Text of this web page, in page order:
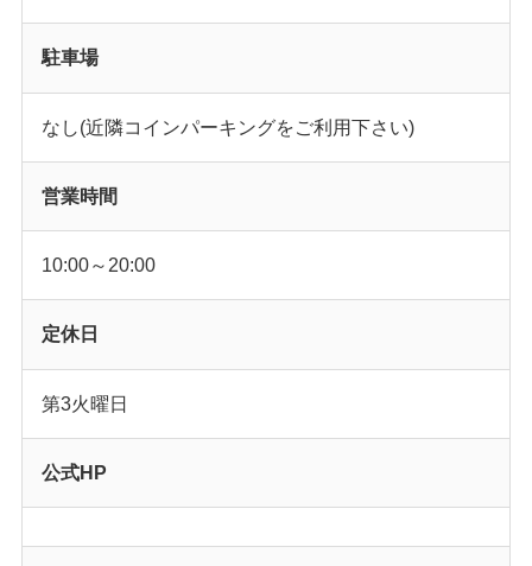
駐車場
なし(近隣コインパーキングをご利用下さい)
営業時間
10:00～20:00
定休日
第3火曜日
公式HP